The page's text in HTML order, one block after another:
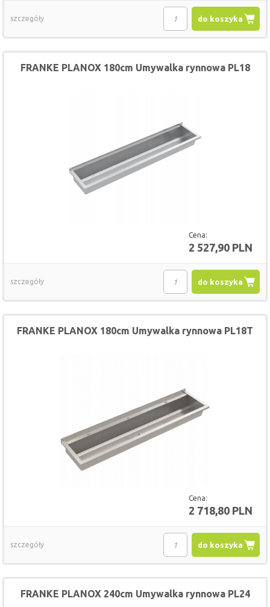
do koszyka
szczegóły
Cena:
2 527,90 PLN
FRANKE PLANOX 180cm Umywalka rynnowa PL18
do koszyka
szczegóły
Cena:
2 718,80 PLN
FRANKE PLANOX 180cm Umywalka rynnowa PL18T
do koszyka
szczegóły
FRANKE PLANOX 240cm Umywalka rynnowa PL24